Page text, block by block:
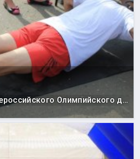
Празднование Всероссийского Олимпийского дня